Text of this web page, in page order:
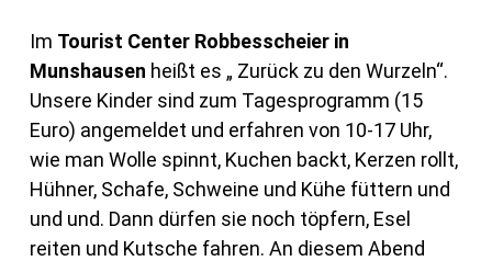
Im Tourist Center Robbesscheier in
Munshausen heißt es „ Zurück zu den Wurzeln“.
Unsere Kinder sind zum Tagesprogramm (15
Euro) angemeldet und erfahren von 10-17 Uhr,
wie man Wolle spinnt, Kuchen backt, Kerzen rollt,
Hühner, Schafe, Schweine und Kühe füttern und
und und. Dann dürfen sie noch töpfern, Esel
reiten und Kutsche fahren. An diesem Abend